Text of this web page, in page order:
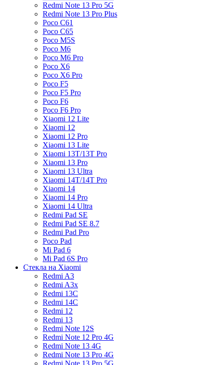
Redmi Note 13 Pro 5G
Redmi Note 13 Pro Plus
Poco C61
Poco C65
Poco M5S
Poco M6
Poco M6 Pro
Poco X6
Poco X6 Pro
Poco F5
Poco F5 Pro
Poco F6
Poco F6 Pro
Xiaomi 12 Lite
Xiaomi 12
Xiaomi 12 Pro
Xiaomi 13 Lite
Xiaomi 13T/13T Pro
Xiaomi 13 Pro
Xiaomi 13 Ultra
Xiaomi 14T/14T Pro
Xiaomi 14
Xiaomi 14 Pro
Xiaomi 14 Ultra
Redmi Pad SE
Redmi Pad SE 8.7
Redmi Pad Pro
Poco Pad
Mi Pad 6
Mi Pad 6S Pro
Стекла на Xiaomi
Redmi A3
Redmi A3x
Redmi 13C
Redmi 14C
Redmi 12
Redmi 13
Redmi Note 12S
Redmi Note 12 Pro 4G
Redmi Note 13 4G
Redmi Note 13 Pro 4G
Redmi Note 13 Pro 5G